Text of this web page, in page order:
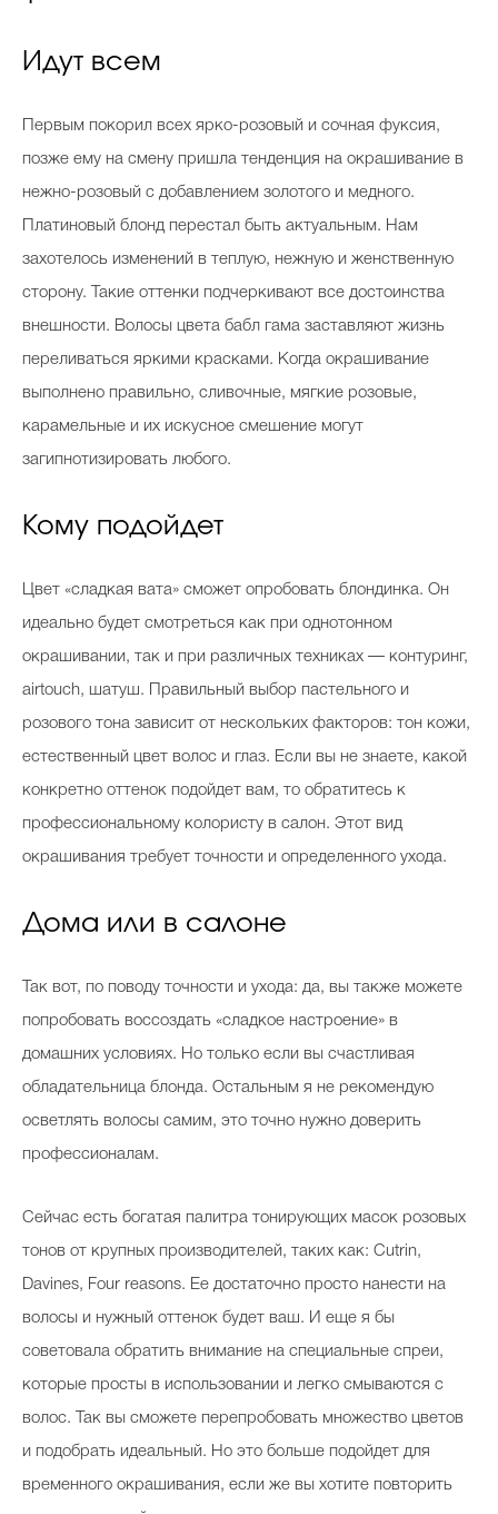
Идут всем
Первым покорил всех ярко-розовый и сочная фуксия,
позже ему на смену пришла тенденция на окрашивание в
нежно-розовый с добавлением золотого и медного.
Платиновый блонд перестал быть актуальным. Нам
захотелось изменений в теплую, нежную и женственную
сторону. Такие оттенки подчеркивают все достоинства
внешности. Волосы цвета бабл гама заставляют жизнь
переливаться яркими красками. Когда окрашивание
выполнено правильно, сливочные, мягкие розовые,
карамельные и их искусное смешение могут
загипнотизировать любого.
Кому подойдет
Цвет «сладкая вата» сможет опробовать блондинка. Он
идеально будет смотреться как при однотонном
окрашивании, так и при различных техниках — контуринг,
airtouch, шатуш. Правильный выбор пастельного и
розового тона зависит от нескольких факторов: тон кожи,
естественный цвет волос и глаз. Если вы не знаете, какой
конкретно оттенок подойдет вам, то обратитесь к
профессиональному колористу в салон. Этот вид
окрашивания требует точности и определенного ухода.
Дома или в салоне
Так вот, по поводу точности и ухода: да, вы также можете
попробовать воссоздать «сладкое настроение» в
домашних условиях. Но только если вы счастливая
обладательница блонда. Остальным я не рекомендую
осветлять волосы самим, это точно нужно доверить
профессионалам.
Сейчас есть богатая палитра тонирующих масок розовых
тонов от крупных производителей, таких как: Cutrin,
Davines, Four reasons. Ее достаточно просто нанести на
волосы и нужный оттенок будет ваш. И еще я бы
советовала обратить внимание на специальные спреи,
которые просты в использовании и легко смываются с
волос. Так вы сможете перепробовать множество цветов
и подобрать идеальный. Но это больше подойдет для
временного окрашивания, если же вы хотите повторить